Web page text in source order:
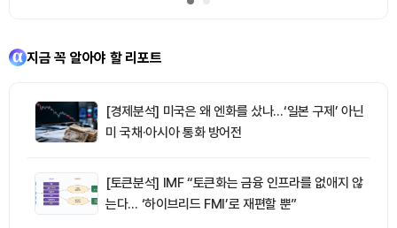
지금 꼭 알아야 할 리포트
[경제분석] 미국은 왜 엔화를 샀나…‘일본 구제’ 아닌
미 국채·아시아 통화 방어전
[토큰분석] IMF “토큰화는 금융 인프라를 없애지 않
는다… ‘하이브리드 FMI’로 재편할 뿐”